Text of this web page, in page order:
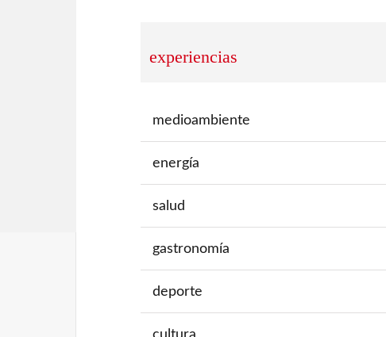
experiencias
medioambiente
energía
salud
gastronomía
deporte